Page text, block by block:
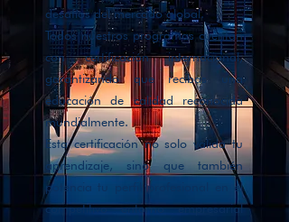
desafíos del mercado global.
Todos nuestros programas cuentan
con certificación internacional,
garantizando que recibas una
educación de calidad reconocida
mundialmente.
Esta certificación no solo valida tu
aprendizaje, sino que también
potencia tu perfil profesional en el
competitivo entorno empresarial